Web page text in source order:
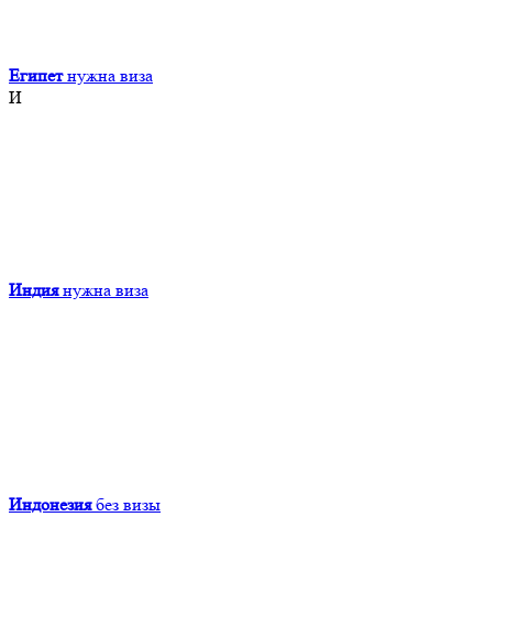
Египет нужна виза
И
Индия нужна виза
Индонезия без визы